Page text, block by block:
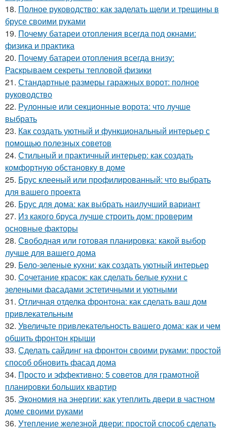
18. Полное руководство: как заделать щели и трещины в
брусе своими руками
19. Почему батареи отопления всегда под окнами:
физика и практика
20. Почему батареи отопления всегда внизу:
Раскрываем секреты тепловой физики
21. Стандартные размеры гаражных ворот: полное
руководство
22. Рулонные или секционные ворота: что лучше
выбрать
23. Как создать уютный и функциональный интерьер с
помощью полезных советов
24. Стильный и практичный интерьер: как создать
комфортную обстановку в доме
25. Брус клееный или профилированный: что выбрать
для вашего проекта
26. Брус для дома: как выбрать наилучший вариант
27. Из какого бруса лучше строить дом: проверим
основные факторы
28. Свободная или готовая планировка: какой выбор
лучше для вашего дома
29. Бело-зеленые кухни: как создать уютный интерьер
30. Сочетание красок: как сделать белые кухни с
зелеными фасадами эстетичными и уютными
31. Отличная отделка фронтона: как сделать ваш дом
привлекательным
32. Увеличьте привлекательность вашего дома: как и чем
обшить фронтон крыши
33. Сделать сайдинг на фронтон своими руками: простой
способ обновить фасад дома
34. Просто и эффективно: 5 советов для грамотной
планировки больших квартир
35. Экономия на энергии: как утеплить двери в частном
доме своими руками
36. Утепление железной двери: простой способ сделать